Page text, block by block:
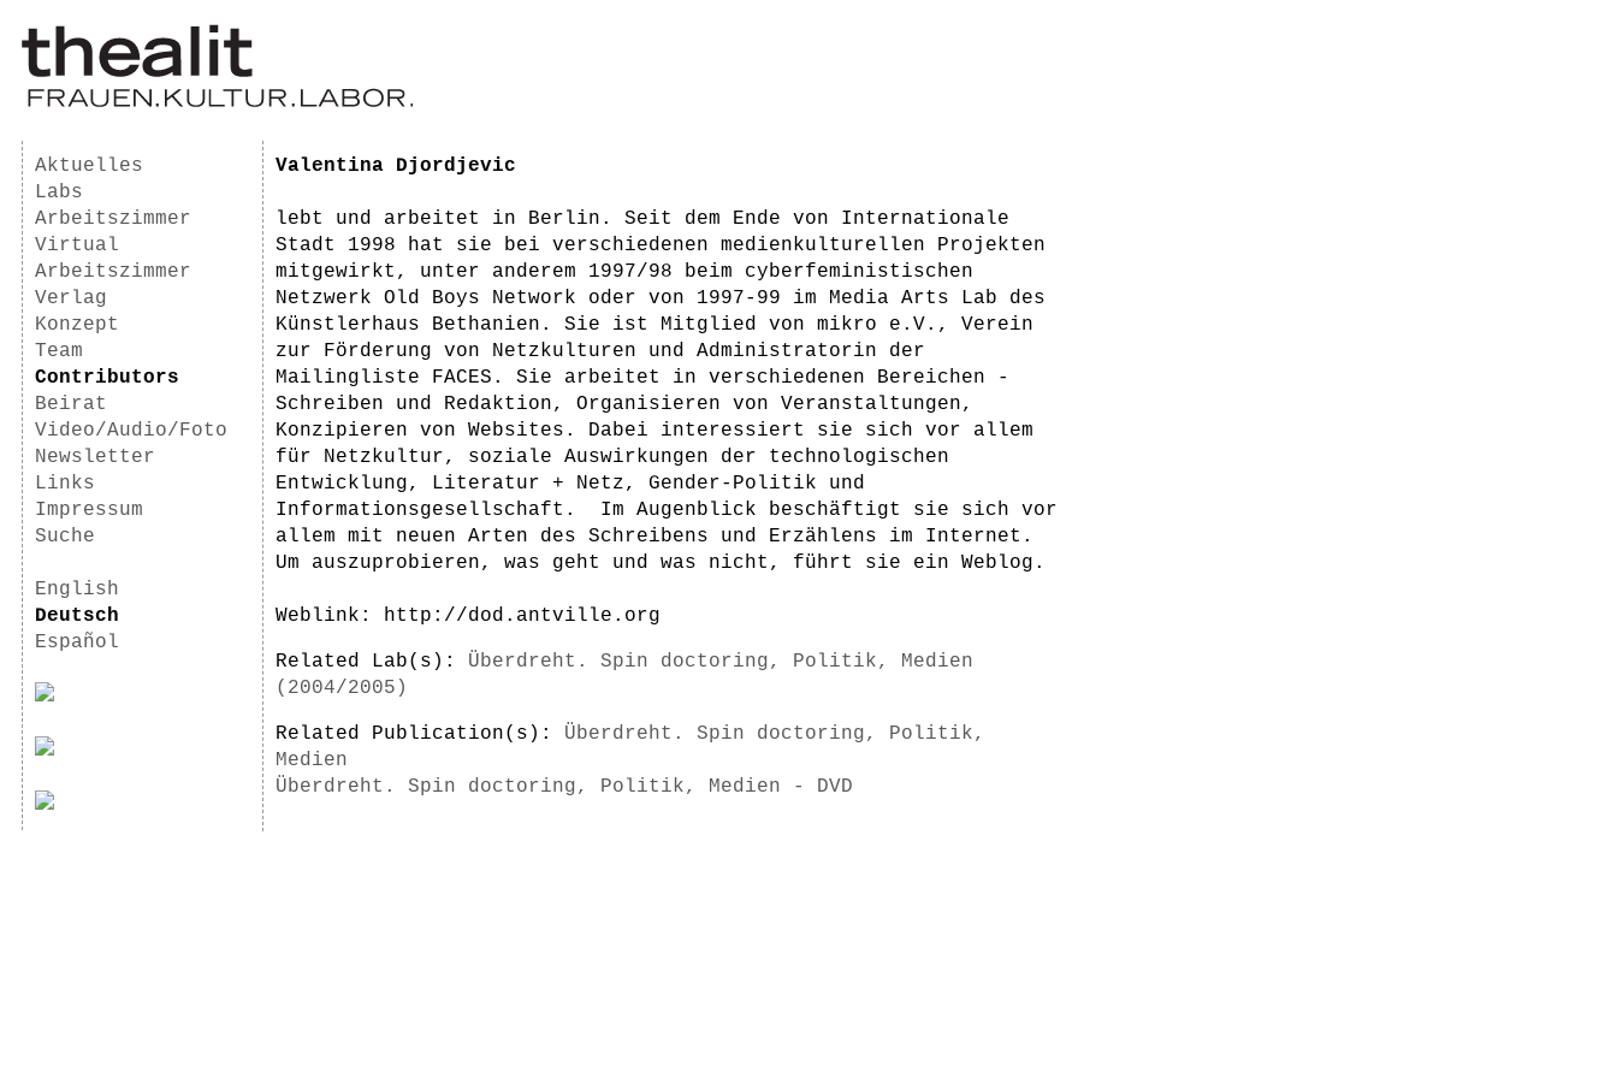
Aktuelles
Labs
Arbeitszimmer
Virtual
Arbeitszimmer
Verlag
Konzept
Team
Contributors
Beirat
Video/Audio/Foto
Newsletter
Links
Impressum
Suche
English
Deutsch
Español
Valentina Djordjevic
lebt und arbeitet in Berlin. Seit dem Ende von Internationale
Stadt 1998 hat sie bei verschiedenen medienkulturellen Projekten
mitgewirkt, unter anderem 1997/98 beim cyberfeministischen
Netzwerk Old Boys Network oder von 1997-99 im Media Arts Lab des
Künstlerhaus Bethanien. Sie ist Mitglied von mikro e.V., Verein
zur Förderung von Netzkulturen und Administratorin der
Mailingliste FACES. Sie arbeitet in verschiedenen Bereichen -
Schreiben und Redaktion, Organisieren von Veranstaltungen,
Konzipieren von Websites. Dabei interessiert sie sich vor allem
für Netzkultur, soziale Auswirkungen der technologischen
Entwicklung, Literatur + Netz, Gender-Politik und
Informationsgesellschaft. Im Augenblick beschäftigt sie sich vor
allem mit neuen Arten des Schreibens und Erzählens im Internet.
Um auszuprobieren, was geht und was nicht, führt sie ein Weblog.
Weblink: http://dod.antville.org
Related Lab(s): Überdreht. Spin doctoring, Politik, Medien
(2004/2005)
Related Publication(s): Überdreht. Spin doctoring, Politik,
Medien
Überdreht. Spin doctoring, Politik, Medien - DVD